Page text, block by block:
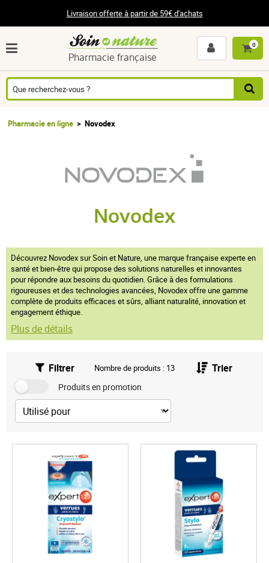
Livraison offerte à partir de 59€ d'achats
Pharmacie française
0
Pharmacie en ligne Novodex
Novodex
Découvrez Novodex sur Soin et Nature, une marque française experte en
santé et bien-être qui propose des solutions naturelles et innovantes
pour répondre aux besoins du quotidien. Grâce à des formulations
rigoureuses et des technologies avancées, Novodex offre une gamme
complète de produits efficaces et sûrs, alliant naturalité, innovation et
engagement éthique.​
Plus de détails
Filtrer Nombre de produits : 13 Trier
Produits en promotion